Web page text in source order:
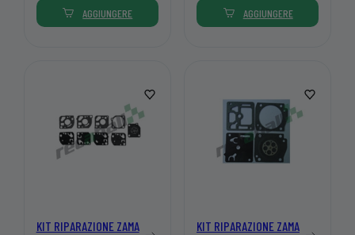
AGGIUNGERE AGGIUNGERE
KIT RIPARAZIONE ZAMA
KIT RIPARAZIONE ZAMA